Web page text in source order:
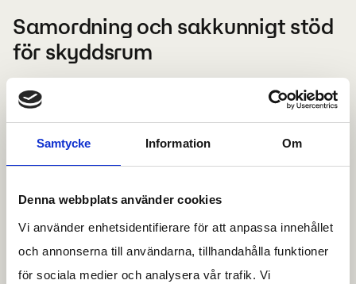
Samtycke Information Om
Denna webbplats använder cookies
Vi använder enhetsidentifierare för att anpassa innehållet
och annonserna till användarna, tillhandahålla funktioner
för sociala medier och analysera vår trafik. Vi
Samordning och sakkunnigt stöd
för skyddsrum
En smidig konsultation för skyddsrum kräver effektiv
samordning mellan olika yrkesgrupper, som
rörmokare och elektriker, för att uppfylla alla
skyddsrummets standard och funktion. Vid
ombyggnad eller större renoveringsprojekt är det
ofta nödvändigt att involvera enkvalificerad
skyddsrumssakkunnig, certifierad av MSB/MCF.